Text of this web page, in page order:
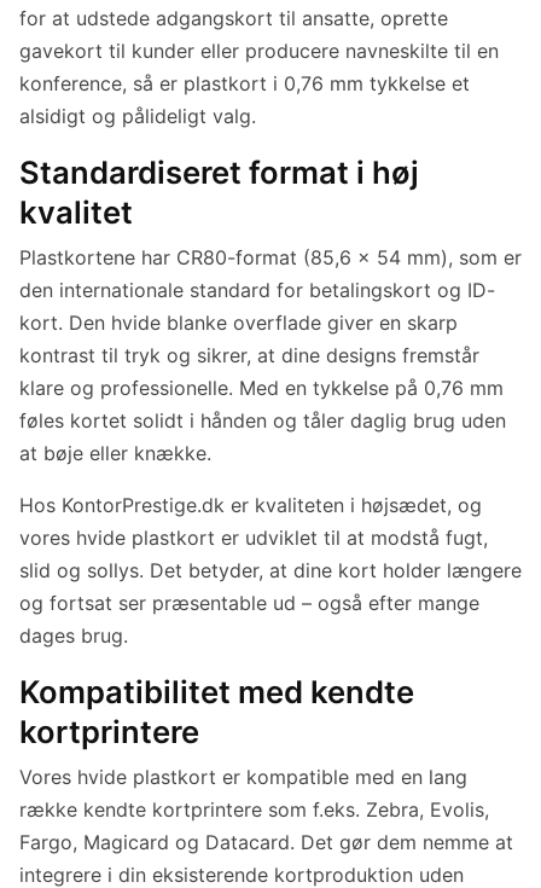
for at udstede adgangskort til ansatte, oprette
gavekort til kunder eller producere navneskilte til en
konference, så er plastkort i 0,76 mm tykkelse et
alsidigt og pålideligt valg.
Standardiseret format i høj
kvalitet
Plastkortene har CR80-format (85,6 x 54 mm), som er
den internationale standard for betalingskort og ID-
kort. Den hvide blanke overflade giver en skarp
kontrast til tryk og sikrer, at dine designs fremstår
klare og professionelle. Med en tykkelse på 0,76 mm
føles kortet solidt i hånden og tåler daglig brug uden
at bøje eller knække.
Hos KontorPrestige.dk er kvaliteten i højsædet, og
vores hvide plastkort er udviklet til at modstå fugt,
slid og sollys. Det betyder, at dine kort holder længere
og fortsat ser præsentable ud – også efter mange
dages brug.
Kompatibilitet med kendte
kortprintere
Vores hvide plastkort er kompatible med en lang
række kendte kortprintere som f.eks. Zebra, Evolis,
Fargo, Magicard og Datacard. Det gør dem nemme at
integrere i din eksisterende kortproduktion uden